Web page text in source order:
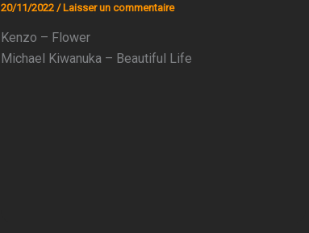
20/11/2022 /Laisser un commentaire
Kenzo – Flower
Michael Kiwanuka – Beautiful Life